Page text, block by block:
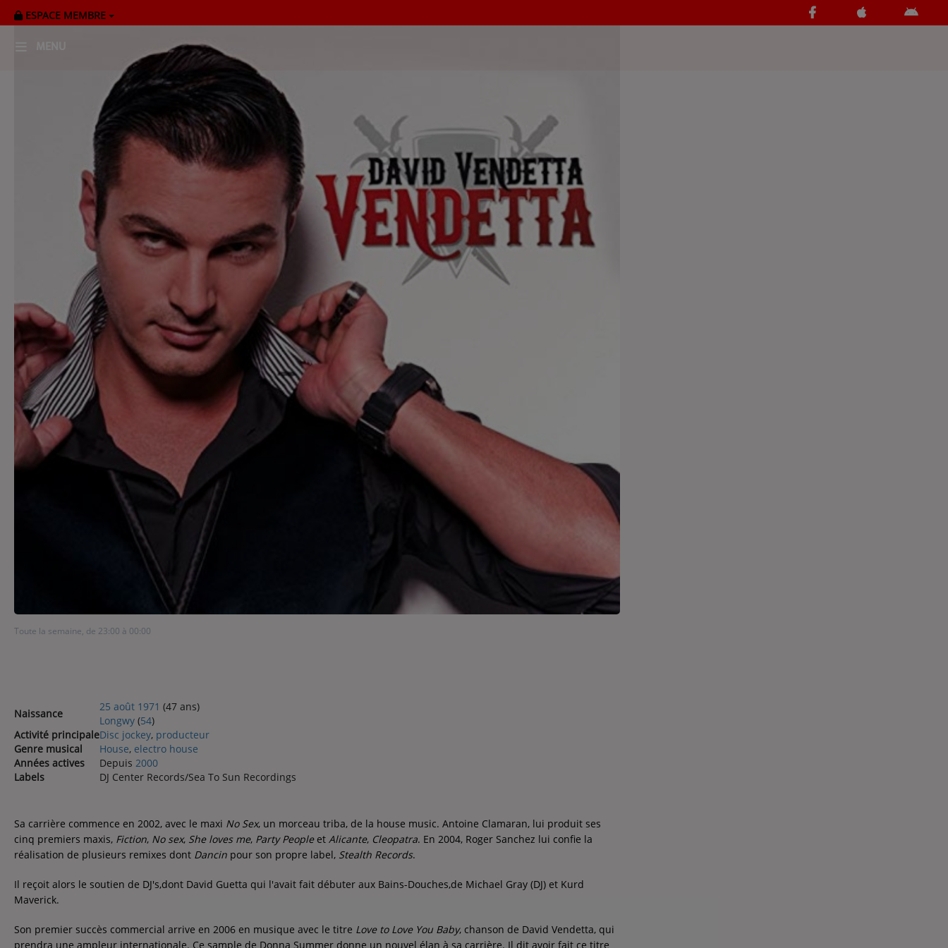
ESPACE MEMBRE
RADIOPLAYER
CK RADIO Line-up
Cultur'Ciné - Jean Meurice
Contact
Contact
Régie Publicitaire
Fréquences
Toute la semaine, de 23:00 à 00:00
Naissance
25 août 1971 (47 ans)
Longwy (54)
Activité principaleDisc jockey, producteur
Genre musical
House, electro house
Années actives
Depuis 2000
Labels
DJ Center Records/Sea To Sun Recordings
Sa carrière commence en 2002, avec le maxi No Sex, un morceau triba, de la house music. Antoine Clamaran, lui produit ses
cinq premiers maxis, Fiction, No sex, She loves me, Party People et Alicante, Cleopatra. En 2004, Roger Sanchez lui confie la
réalisation de plusieurs remixes dont Dancin pour son propre label, Stealth Records.
Il reçoit alors le soutien de DJ's,dont David Guetta qui l'avait fait débuter aux Bains-Douches,de Michael Gray (DJ) et Kurd
Maverick.
Son premier succès commercial arrive en 2006 en musique avec le titre Love to Love You Baby, chanson de David Vendetta, qui
prendra une ampleur internationale. Ce sample de Donna Summer donne un nouvel élan à sa carrière. Il dit avoir fait ce titre